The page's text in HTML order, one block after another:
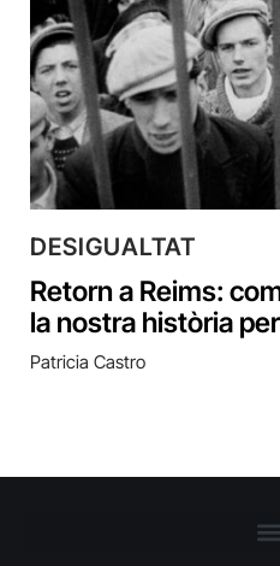
DESIGUALTAT
Retorn a Reims:
la nostra història
Patricia Castro